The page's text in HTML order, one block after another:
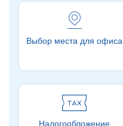
Выбор места для офиса
Налогообложение